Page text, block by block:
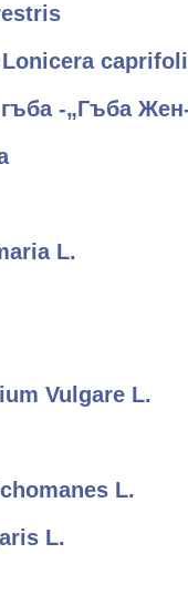
-„Гъба
L.
Vulgare L.
L.
L.